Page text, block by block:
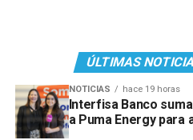
ÚLTIMAS
NOTICIAS hace 19 horas
Interfisa Banco
a Puma Energy para